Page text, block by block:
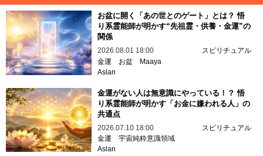
お盆に開く「あの世とのゲート」とは？ 悟
り系霊能師が明かす“先祖霊・供養・金運”の
関係
2026.08.01 18:00
スピリチュアル
金運
お盆
Maaya
Aslan
金運がない人は無意識にやっている！？ 悟
り系霊能師が明かす「お金に嫌われる人」の
共通点
2026.07.10 18:00
スピリチュアル
金運 宇宙純粋意識領域
Aslan